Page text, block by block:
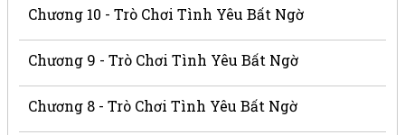
Chương 10 - Trò Chơi Tình Yêu Bất Ngờ
Chương 9 - Trò Chơi Tình Yêu Bất Ngờ
Chương 8 - Trò Chơi Tình Yêu Bất Ngờ